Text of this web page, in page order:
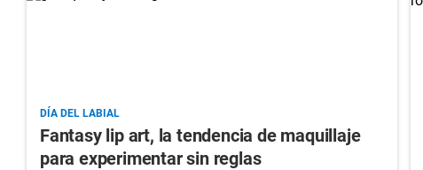
DÍA DEL LABIAL
Fantasy lip art, la tendencia de maquillaje
para experimentar sin reglas